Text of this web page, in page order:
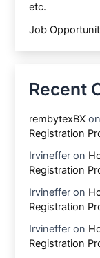
etc.
Job
Recent
rembytexBX on
Registration
Irvineffer on
Registration
Irvineffer on
Registration
Irvineffer on
Registration